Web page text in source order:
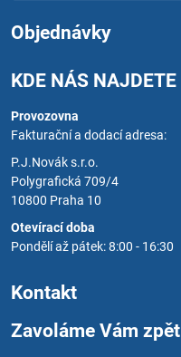
Objednávky
KDE NÁS NAJDETE
Provozovna
Fakturační a dodací adresa:
P.J.Novák s.r.o.
Polygrafická 709/4
10800 Praha 10
Otevírací doba
Pondělí až pátek: 8:00 - 16:30
Kontakt
Zavoláme Vám zpět